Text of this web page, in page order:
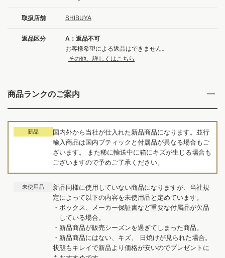
取扱店舗 SHIBUYA
返品区分
A：返品不可
お客様希望による返品はできません。
その他、詳しくはこちら
商品ランクのご案内
新品
国内外から当社が仕入れた新品商品になります。並行
輸入商品は国内ブティックと付属品が異なる場合もご
ざいます。 また稀に輸送中に箱にキズが生じる場合も
ございますので予めご了承ください。
未使用品
新品同様に使用していない商品になりますが、当社規
定によって以下の内容を未使用品と定めています。
・ボックス、メーカー保証書など重要な付属品が欠品
している場合。
・新品商品が販売シーズンを過ぎてしまった商品。
・新品商品にはない、キズ、 日焼けが見られた場合。
状態もキレイで新品より価格が安いのでプレゼントに